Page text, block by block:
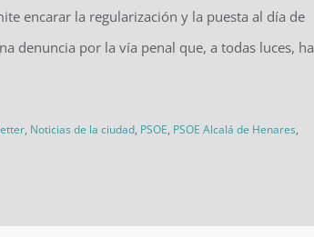
encarar la regularización y la puesta al día de
denuncia por la vía penal que, a todas luces, ha
, Noticias de la ciudad, PSOE, PSOE Alcalá de Henares,